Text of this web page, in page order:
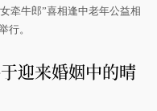
牵牛郎”喜相逢中老年公益相
行。
迎来婚姻中的晴